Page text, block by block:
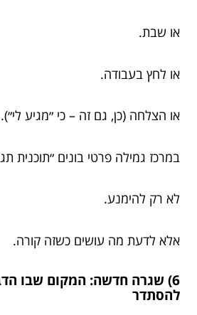
או שבת.
או לחץ בעבודה.
או הצלחה (כן, גם זה – כי ״מגיע לי״).
במרכז גמילה פרטי בונים ״תוכנית
לא רק להימנע.
אלא לדעת מה עושים כשזה קורה.
6) שגרה חדשה: המקום שבו
להסתדר